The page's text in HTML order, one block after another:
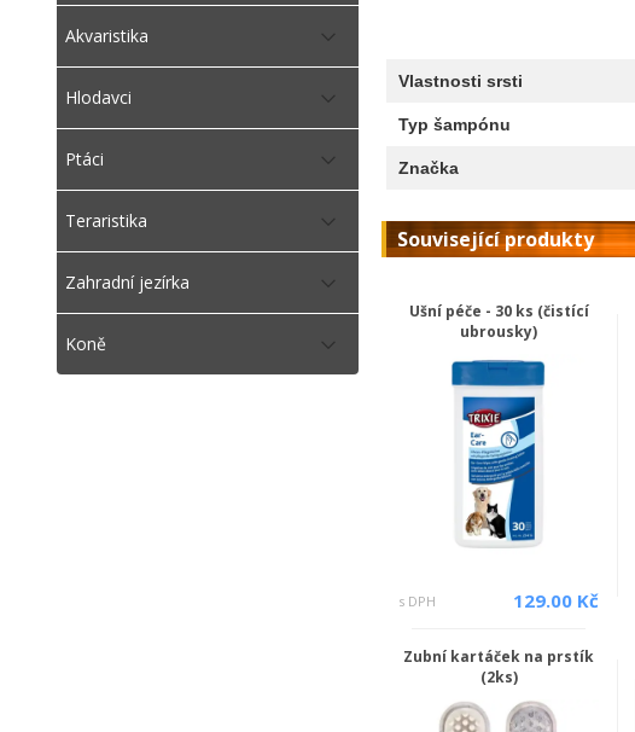
Akvaristika
Hlodavci
Ptáci
Teraristika
Zahradní jezírka
Koně
Vlastnosti srsti
Typ šampónu
Značka
Související produkty
Ušní péče - 30 ks (čistící
ubrousky)
s DPH 129.00 Kč
Zubní kartáček na prstík
(2ks)